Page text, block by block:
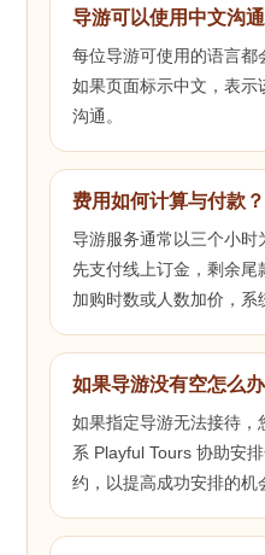
导游可以使用中文沟
每位导游可使用的语言都
如果页面标示中文，表示
沟通。
费用如何计算与付款？
导游服务通常以三个小
先支付线上订金，剩余
加购时数或人数加价，系
如果导游没有空怎么
如果指定导游无法接待，
系 Playful Tours 协助安
约，以提高成功安排的机